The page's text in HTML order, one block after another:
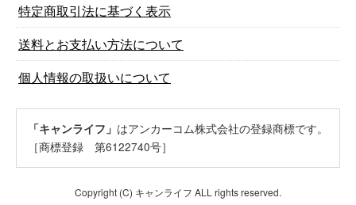
特定商取引法に基づく表示
送料とお支払い方法について
個人情報の取扱いについて
「キャンライフ」 はアンカーコム株式会社の登録商標です。
［商標登録 第6122740号］
Copyright (C) キャンライフ ALL rights reserved.